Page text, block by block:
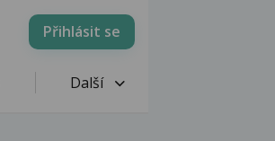
Přihlásit se
Další